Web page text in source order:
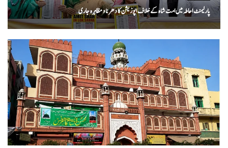
پارلیمنٹ احاطہ میں امت شاہ کے خلاف اپوزیشن کا دھرنا و مظاہرہ جاری